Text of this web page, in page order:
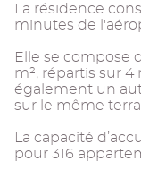
La résidence
minutes de
Elle se compose
m², répartis sur 4
également un
sur le même
La capacité
pour 316